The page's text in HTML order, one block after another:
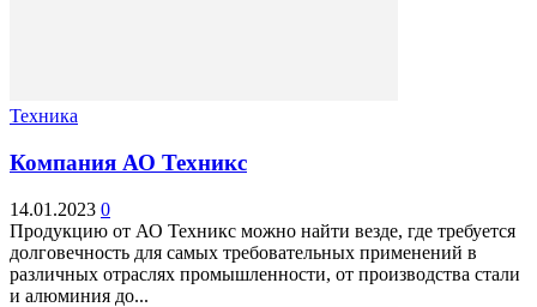
Техника
Компания АО Техникс
14.01.2023 0
Продукцию от АО Техникс можно найти везде, где требуется
долговечность для самых требовательных применений в
различных отраслях промышленности, от производства стали
и алюминия до...